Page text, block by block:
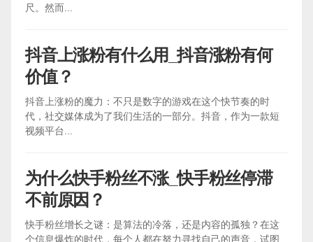
尺。然而...
抖音上涨粉有什么用_抖音涨粉有何
价值？
抖音上涨粉的魔力：不只是数字的游戏在这个快节奏的时
代，社交媒体成为了我们生活的一部分。抖音，作为一款短
视频平台...
为什么快手粉丝不涨_快手粉丝停滞
不前原因？
快手粉丝增长之谜：是算法的冷落，还是内容的孤独？在这
个信息爆炸的时代，每个人都在努力寻找自己的声音，试图